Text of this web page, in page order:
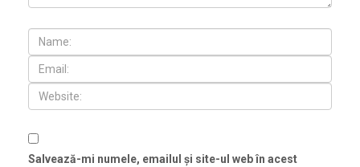
Salvează-mi numele, emailul și site-ul web în acest